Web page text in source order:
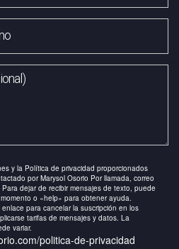
y la Política de privacidad proporcionados
por Marysol Osorio Por llamada, correo
dejar de recibir mensajes de texto, puede
o «help» para obtener ayuda.
para cancelar la suscripción en los
tarifas de mensajes y datos. La
variar.
politica-de-privacidad